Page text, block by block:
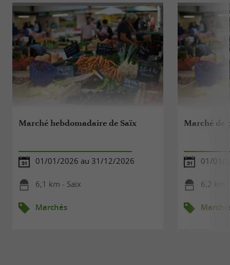
Marché hebdomadaire de Saïx
01/01/2026 au 31/12/2026
6,1 km - Saïx
Marchés
Marché de
01/01/
6,2 km